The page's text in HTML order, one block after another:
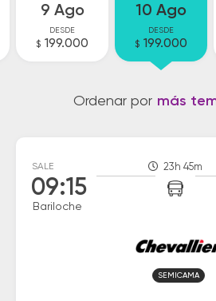
9 Ago
DESDE
$ 199.000
10 Ago
DESDE
$ 199.000
Ordenar por más
SALE
09:15
Bariloche
23h 45m
SEMICAMA